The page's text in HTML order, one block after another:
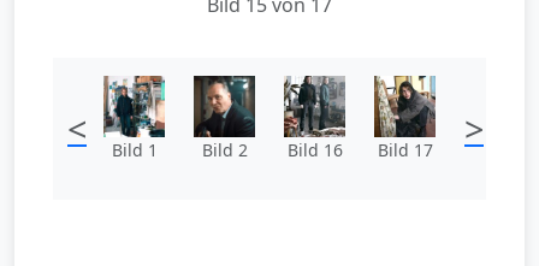
< Bild 1 Bild 2 Bild 16 Bild 17 >